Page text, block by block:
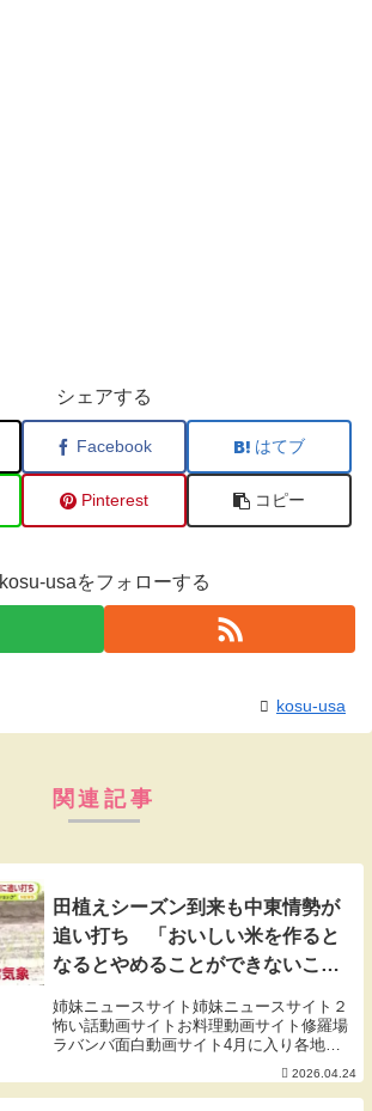
シェアする
Facebook はてブ
Pinterest コピー
kosu-usaをフォローする
kosu-usa
関連記事
田植えシーズン到来も中東情勢が
追い打ち 「おいしい米を作ると
なるとやめることができないこと
オイルショック”
姉妹ニュースサイト姉妹ニュースサイト２
怖い話動画サイトお料理動画サイト修羅場
ラバンバ面白動画サイト4月に入り各地で
本格的に始まった田植え。静岡県掛川市の
米農家・桑原達美さん（78）も家族総出で
作業にあたっています。米農家・桑原達美
2026.04.24